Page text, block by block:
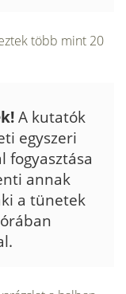
több mint 20
A kutatók
egyszeri
fogyasztása
annak
a tünetek